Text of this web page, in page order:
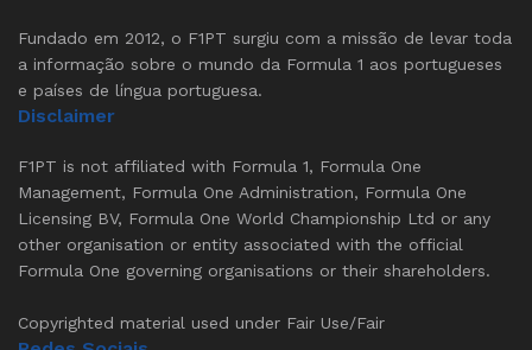
Fundado em 2012, o F1PT surgiu com a missão de levar toda
a informação sobre o mundo da Formula 1 aos portugueses
e países de língua portuguesa.
Disclaimer
F1PT is not affiliated with Formula 1, Formula One
Management, Formula One Administration, Formula One
Licensing BV, Formula One World Championship Ltd or any
other organisation or entity associated with the official
Formula One governing organisations or their shareholders.
Copyrighted material used under Fair Use/Fair